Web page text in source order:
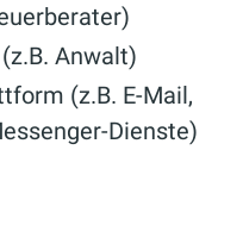
Anwalt)
(z.B. E-Mail,
Dienste)